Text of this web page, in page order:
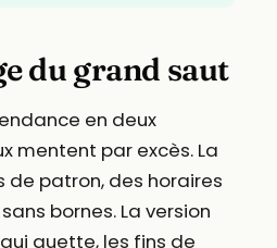
du grand saut
en deux
mentent par excès. La
de patron, des horaires
bornes. La version
guette, les fins de